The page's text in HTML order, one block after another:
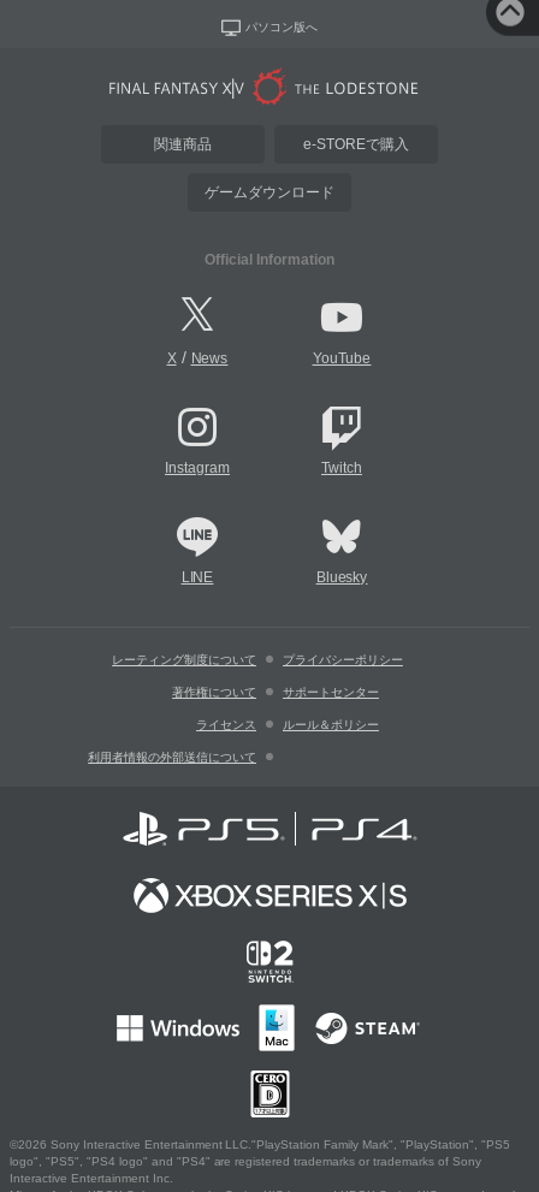
パソコン版へ
関連商品 e-STOREで購入
ゲームダウンロード
Official Information
X/ News YouTube
Instagram Twitch
LINE Bluesky
レーティング制度について プライバシーポリシー
著作権について サポートセンター
ライセンス ルール＆ポリシー
利用者情報の外部送信について
©2026 Sony Interactive Entertainment LLC."PlayStation Family Mark", "PlayStation", "PS5
logo", "PS5", "PS4 logo" and "PS4" are registered trademarks or trademarks of Sony
Interactive Entertainment Inc.